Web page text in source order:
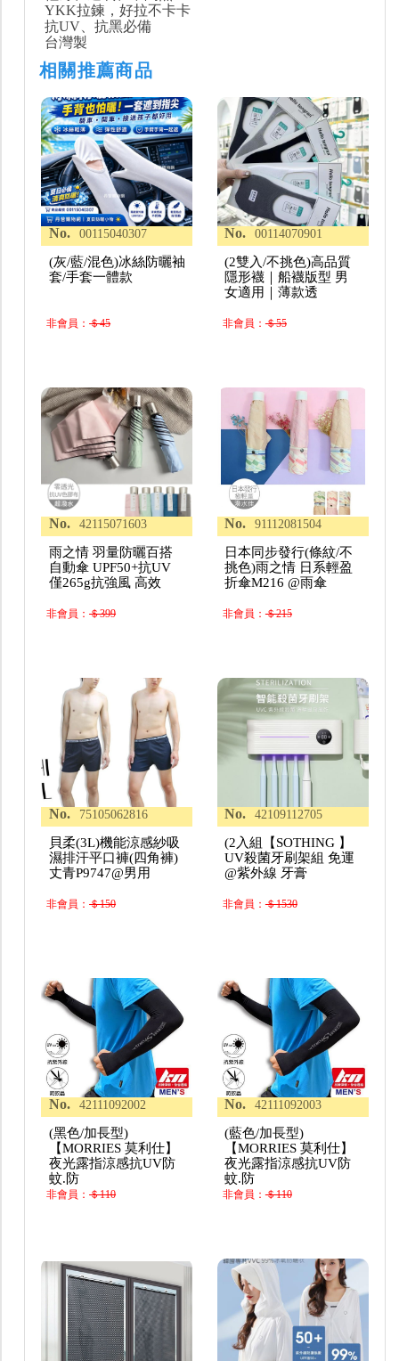
YKK拉鍊，好拉不卡卡
抗UV、抗黑必備
台灣製
相關推薦商品
No. 00115040307
(灰/藍/混色)冰絲防曬袖
套/手套一體款
非會員：＄45
No. 00114070901
(2雙入/不挑色)高品質
隱形襪｜船襪版型 男
女適用｜薄款透
非會員：＄55
No. 42115071603
雨之情 羽量防曬百搭
自動傘 UPF50+抗UV
僅265g抗強風 高效
非會員：＄399
No. 91112081504
日本同步發行(條紋/不
挑色)雨之情 日系輕盈
折傘M216 @雨傘
非會員：＄215
No. 75105062816
貝柔(3L)機能涼感紗吸
濕排汗平口褲(四角褲)
丈青P9747@男用
非會員：＄150
No. 42109112705
(2入組【SOTHING 】
UV殺菌牙刷架組 免運
@紫外線 牙膏
非會員：＄1530
No. 42111092002
(黑色/加長型)
【MORRIES 莫利仕】
夜光露指涼感抗UV防
蚊.防
非會員：＄110
No. 42111092003
(藍色/加長型)
【MORRIES 莫利仕】
夜光露指涼感抗UV防
蚊.防
非會員：＄110